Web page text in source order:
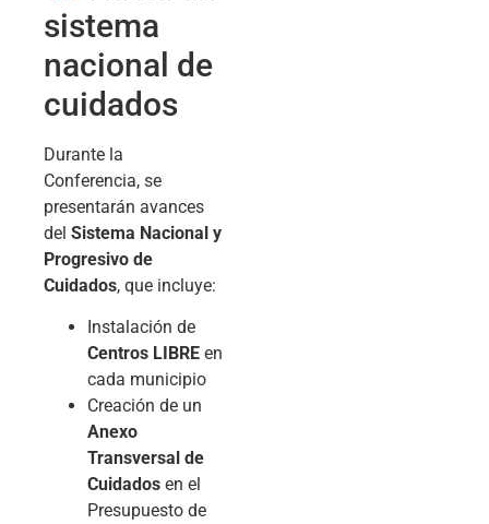
sistema
nacional de
cuidados
Durante la
Conferencia, se
presentarán avances
del Sistema Nacional y
Progresivo de
Cuidados, que incluye:
Instalación de
Centros LIBRE en
cada municipio
Creación de un
Anexo
Transversal de
Cuidados en el
Presupuesto de